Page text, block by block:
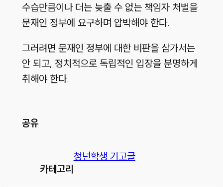
수습만큼이나 더는 늦출 수 없는 책임자 처벌을
문재인 정부에 요구하며 압박해야 한다.
그러려면 문재인 정부에 대한 비판을 삼가서는
안 되고, 정치적으로 독립적인 입장을 분명하게
취해야 한다.
공유
카테고리
청년학생 기고글